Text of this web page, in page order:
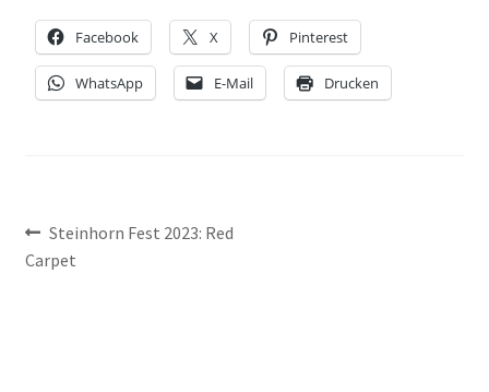
NEWSLETTER-ANMELDUNG
STEINHORN BLOG
Facebook X Pinterest
WhatsApp E-Mail Drucken
Beitragsnavigation
Vorheriger
Beitrag:
Steinhorn Fest 2023: Red
Carpet